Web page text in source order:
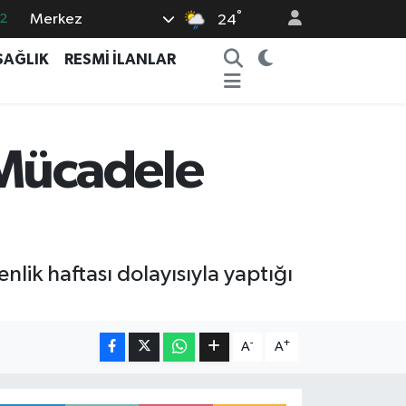
Merkez 24°
RESMİ İLANLAR
haftası dolayısıyla yaptığı
A- A+